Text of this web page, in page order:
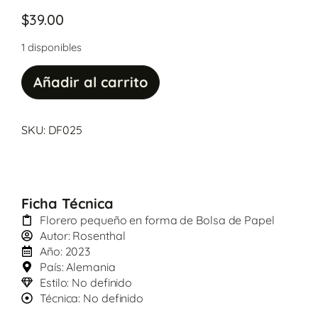
$39.00
1 disponibles
Añadir al carrito
SKU: DF025
Ficha Técnica
Florero pequeño en forma de Bolsa de Papel
Autor: Rosenthal
Año: 2023
País: Alemania
Estilo: No definido
Técnica: No definido